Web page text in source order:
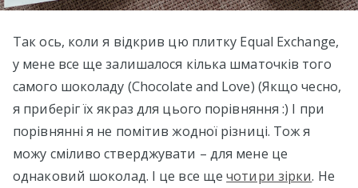
Так ось, коли я відкрив цю плитку Equal Exchange,
у мене все ще залишалося кілька шматочків того
самого шоколаду (Chocolate and Love) (Якщо чесно,
я приберіг їх якраз для цього порівняння :) І при
порівнянні я не помітив жодної різниці. Тож я
можу сміливо стверджувати – для мене це
однаковий шоколад. І це все щечотири зірки. Не